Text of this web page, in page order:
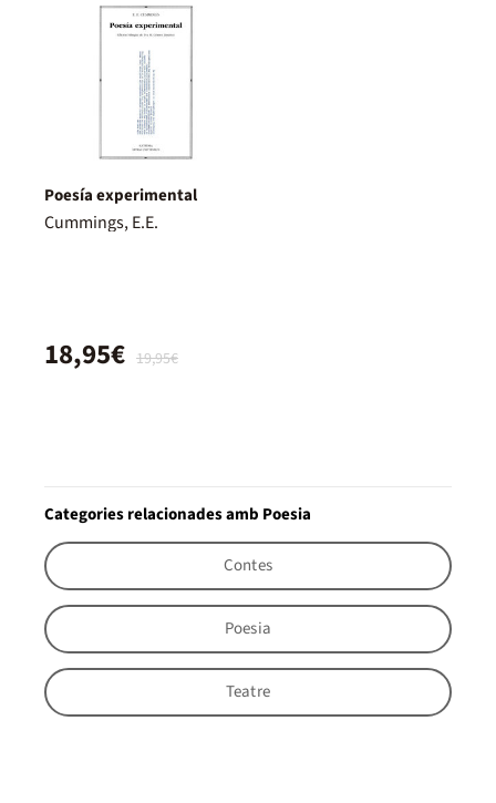
Poesía experimental
Cummings, E.E.
19,95€
18,95€
Categories relacionades amb Poesia
Contes
Poesia
Teatre